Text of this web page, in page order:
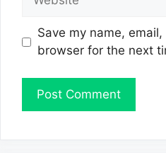
Save my name,
browser for the next